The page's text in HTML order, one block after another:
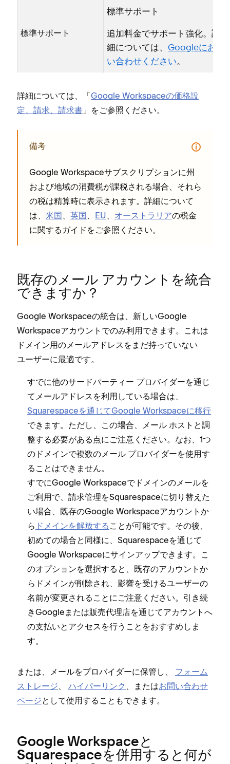
標準サポ⁠ート
標準サポ⁠ート
追加料金でサポ⁠ート強化⁠。詳
細については⁠、Googleにお問
い合わせください⁠。
詳細については⁠、「⁠Google Workspaceの価格設
定⁠、請求⁠、請求書 ⁠」をご参照ください⁠。
備考
Google Workspaceサブスクリプシ⁠ョンに州
および地域の消費税が課税される場合⁠、それら
の税は精算時に表示されます⁠。詳細について
は⁠、 米国⁠、 英国⁠、 EU⁠、 オ⁠ーストラリアの税金
に関するガイドをご参照ください⁠。
既存のメ⁠ール アカウントを統合
できますか⁠？
Google Workspaceの統合は⁠、新しいGoogle
Workspaceアカウントでのみ利用できます⁠。これは
ドメイン用のメ⁠ールアドレスをまだ持⁠っていない
ユ⁠ーザ⁠ーに最適です⁠。
すでに他のサ⁠ードパ⁠ーテ⁠ィ⁠ー プロバイダ⁠ーを通じ
てメ⁠ールアドレスを利用している場合は⁠、
Squarespaceを通じてGoogle Workspaceに移行
できます⁠。ただし⁠、この場合⁠、メ⁠ール ホストと調
整する必要がある点にご注意ください⁠。 なお⁠、1つ
のドメインで複数のメ⁠ール プロバイダ⁠ーを使用す
ることはできません⁠。
すでにGoogle Workspaceでドメインのメ⁠ールを
ご利用で⁠、請求管理をSquarespaceに切り替えた
い場合⁠、既存のGoogle Workspaceアカウントか
ら ドメインを解放する ことが可能です⁠。その後⁠、
初めての場合と同様に⁠、Squarespaceを通じて
Google Workspaceにサインア⁠ップできます⁠。こ
のオプシ⁠ョンを選択すると⁠、既存のアカウントか
らドメインが削除され⁠、影響を受けるユ⁠ーザ⁠ーの
名前が変更されることにご注意ください⁠。引き続
きGoogleまたは販売代理店を通じてアカウントへ
の支払いとアクセスを行うことをおすすめしま
す⁠。
または⁠、メ⁠ールをプロバイダ⁠ーに保管し⁠、 フ⁠ォ⁠ーム
ストレ⁠ージ⁠、 ハイパ⁠ーリンク ⁠、またはお問い合わせ
ペ⁠ージとして使用することもできます⁠。
Google Workspaceと
Squarespaceを併用すると何が